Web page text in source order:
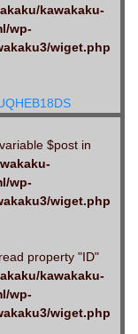
kawakaku-
wp-
wiget.php
$post in
wp-
wiget.php
property "ID"
kawakaku-
wp-
wiget.php